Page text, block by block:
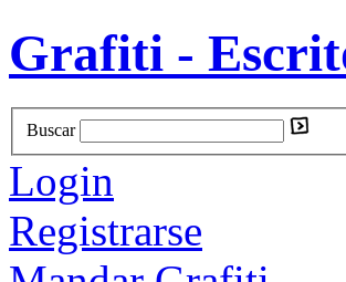
Grafiti -
Buscar
Login
Registrarse